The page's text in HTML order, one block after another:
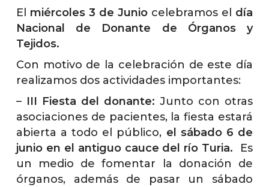
El miércoles 3 de Junio celebramos el día
Nacional de Donante de Órganos y
Tejidos.
Con motivo de la celebración de este día
realizamos dos actividades importantes:
– III Fiesta del donante: Junto con otras
asociaciones de pacientes, la fiesta estará
abierta a todo el público, el sábado 6 de
junio en el antiguo cauce del río Turia.
Es
un medio de fomentar la donación de
órganos, además de pasar un sábado